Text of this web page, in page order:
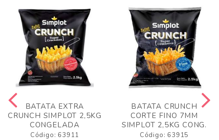
BATATA EXTRA
CRUNCH SIMPLOT 2,5KG
CONGELADA
Código: 63911
BATATA CRUNCH
CORTE FINO 7MM
SIMPLOT 2,5KG CONG.
Código: 63915